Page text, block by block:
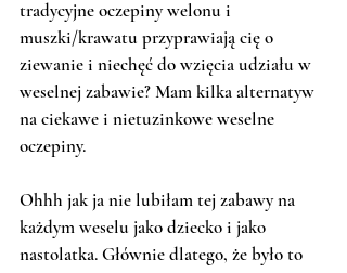
tradycyjne oczepiny welonu i
muszki/krawatu przyprawiają cię o
ziewanie i niechęć do wzięcia udziału w
weselnej zabawie? Mam kilka alternatyw
na ciekawe i nietuzinkowe weselne
oczepiny.
Ohhh jak ja nie lubiłam tej zabawy na
każdym weselu jako dziecko i jako
nastolatka. Głównie dlatego, że było to